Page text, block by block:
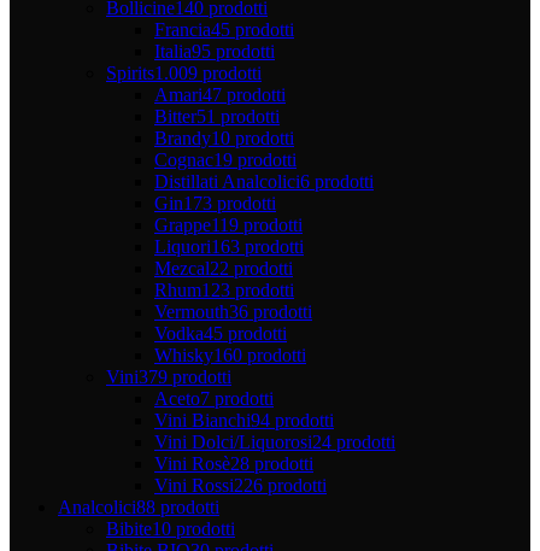
Bollicine140 prodotti
Francia45 prodotti
Italia95 prodotti
Spirits1.009 prodotti
Amari47 prodotti
Bitter51 prodotti
Brandy10 prodotti
Cognac19 prodotti
Distillati Analcolici6 prodotti
Gin173 prodotti
Grappe119 prodotti
Liquori163 prodotti
Mezcal22 prodotti
Rhum123 prodotti
Vermouth36 prodotti
Vodka45 prodotti
Whisky160 prodotti
Vini379 prodotti
Aceto7 prodotti
Vini Bianchi94 prodotti
Vini Dolci/Liquorosi24 prodotti
Vini Rosè28 prodotti
Vini Rossi226 prodotti
Analcolici88 prodotti
Bibite10 prodotti